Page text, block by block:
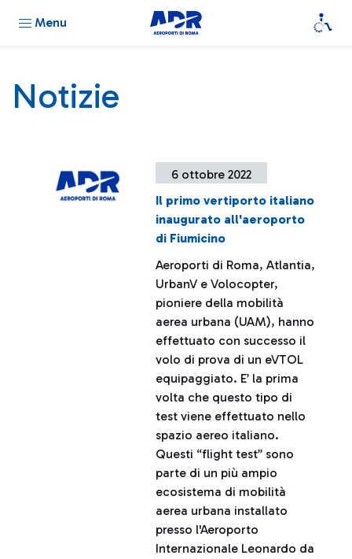
Menu
Notizie
6 ottobre 2022
Il primo vertiporto italiano
inaugurato all'aeroporto
di Fiumicino
Aeroporti di Roma, Atlantia,
UrbanV e Volocopter,
pioniere della mobilità
aerea urbana (UAM), hanno
effettuato con successo il
volo di prova di un eVTOL
equipaggiato. E’ la prima
volta che questo tipo di
test viene effettuato nello
spazio aereo italiano.
Questi “flight test” sono
parte di un più ampio
ecosistema di mobilità
aerea urbana installato
presso l'Aeroporto
Internazionale Leonardo da